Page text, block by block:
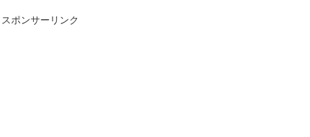
スポンサーリンク